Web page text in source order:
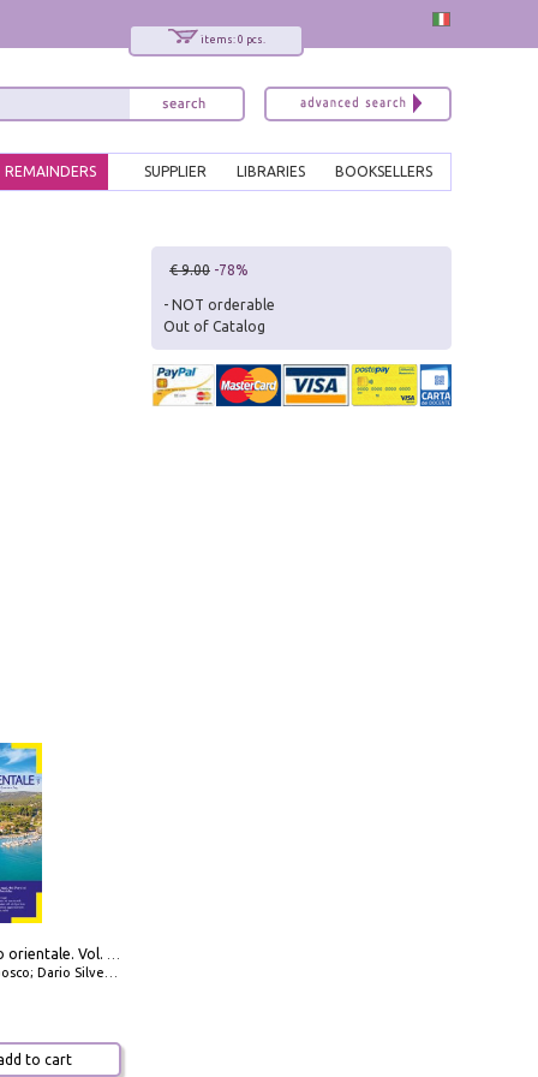
items: 0 pcs.
BOOKSELLERS
LIBRARIES
SUPPLIER
REMAINDERS
Silvestro; Marco Sbrizzi
to cart
€ 9.00 -78%
- NOT orderable
Out of Catalog
x
Allora iscriviti alla nostra newsletter!
modulo di iscrizione